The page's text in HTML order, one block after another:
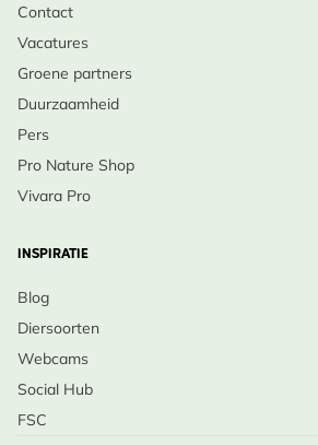
Contact
Vacatures
Groene partners
Duurzaamheid
Pers
Pro Nature Shop
Vivara Pro
INSPIRATIE
Blog
Diersoorten
Webcams
Social Hub
FSC